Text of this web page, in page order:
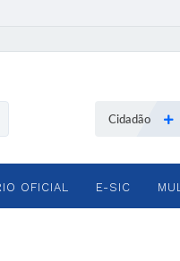
Cidadão
OFICIAL E-SIC